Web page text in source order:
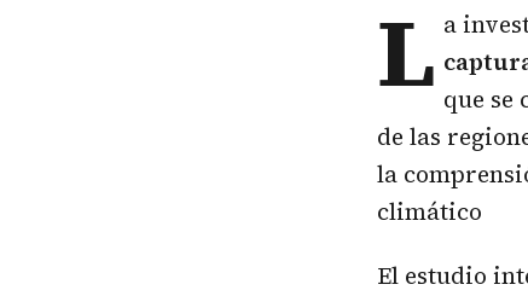
L a
que se
de las
la
climático
El estudio